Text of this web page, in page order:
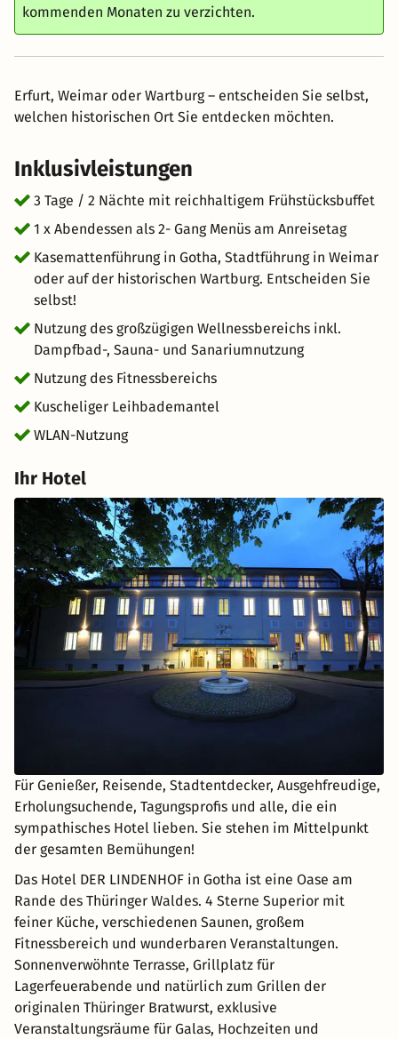
kommenden Monaten zu verzichten.
Erfurt, Weimar oder Wartburg – entscheiden Sie selbst,
welchen historischen Ort Sie entdecken möchten.
Inklusivleistungen
3 Tage / 2 Nächte mit reichhaltigem Frühstücksbuffet
1 x Abendessen als 2- Gang Menüs am Anreisetag
Kasemattenführung in Gotha, Stadtführung in Weimar
oder auf der historischen Wartburg. Entscheiden Sie
selbst!
Nutzung des großzügigen Wellnessbereichs inkl.
Dampfbad-, Sauna- und Sanariumnutzung
Nutzung des Fitnessbereichs
Kuscheliger Leihbademantel
WLAN-Nutzung
Ihr Hotel
Für Genießer, Reisende, Stadtentdecker, Ausgehfreudige,
Erholungsuchende, Tagungsprofis und alle, die ein
sympathisches Hotel lieben. Sie stehen im Mittelpunkt
der gesamten Bemühungen!
Das Hotel DER LINDENHOF in Gotha ist eine Oase am
Rande des Thüringer Waldes. 4 Sterne Superior mit
feiner Küche, verschiedenen Saunen, großem
Fitnessbereich und wunderbaren Veranstaltungen.
Sonnenverwöhnte Terrasse, Grillplatz für
Lagerfeuerabende und natürlich zum Grillen der
originalen Thüringer Bratwurst, exklusive
Veranstaltungsräume für Galas, Hochzeiten und